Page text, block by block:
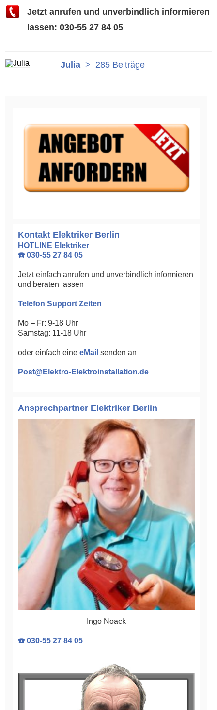
Jetzt anrufen und unverbindlich informieren
lassen: 030-55 27 84 05
Julia > 285 Beiträge
Kontakt Elektriker Berlin
HOTLINE Elektriker
☎️ 030-55 27 84 05
Jetzt einfach anrufen und unverbindlich informieren
und beraten lassen
Telefon Support Zeiten
Mo – Fr: 9-18 Uhr
Samstag: 11-18 Uhr
oder einfach eine eMail senden an
Post@Elektro-Elektroinstallation.de
Ansprechpartner Elektriker Berlin
Ingo Noack
☎️ 030-55 27 84 05